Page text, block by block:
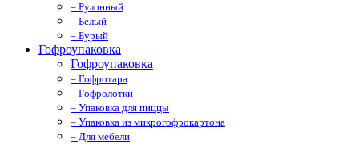
– Рулонный
– Белый
– Бурый
Гофроупаковка
Гофроупаковка
– Гофротара
– Гофролотки
– Упаковка для пиццы
– Упаковка из микрогофрокартона
– Для мебели